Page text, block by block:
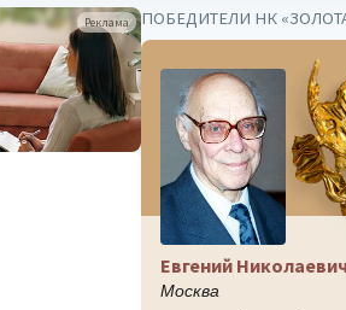
Реклама ПОБЕДИТЕЛИ НК
Евгений
Москва